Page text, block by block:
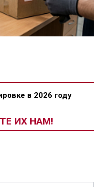
в 2026 году
ИХ НАМ!